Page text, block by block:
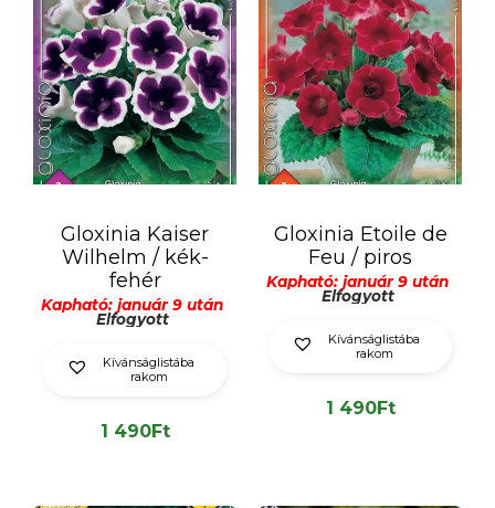
Gloxinia Kaiser
Wilhelm / kék-
fehér
Kapható: január 9 után
Elfogyott
Kívánságlistába
rakom
1 490Ft
Gloxinia Etoile de
Feu / piros
Kapható: január 9 után
Elfogyott
Kívánságlistába
rakom
1 490Ft